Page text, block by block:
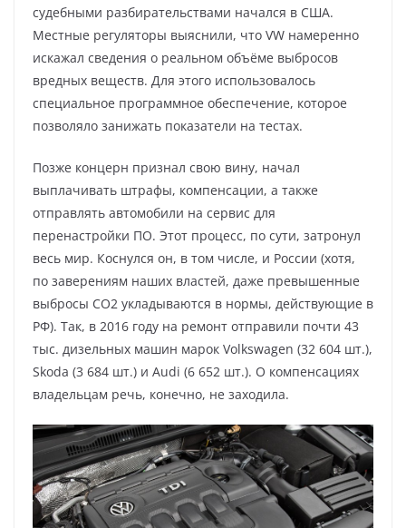
судебными разбирательствами начался в США.
Местные регуляторы выяснили, что VW намеренно
искажал сведения о реальном объёме выбросов
вредных веществ. Для этого использовалось
специальное программное обеспечение, которое
позволяло занижать показатели на тестах.
Позже концерн признал свою вину, начал
выплачивать штрафы, компенсации, а также
отправлять автомобили на сервис для
перенастройки ПО. Этот процесс, по сути, затронул
весь мир. Коснулся он, в том числе, и России (хотя,
по заверениям наших властей, даже превышенные
выбросы СО2 укладываются в нормы, действующие в
РФ). Так, в 2016 году на ремонт отправили почти 43
тыс. дизельных машин марок Volkswagen (32 604 шт.),
Skoda (3 684 шт.) и Audi (6 652 шт.). О компенсациях
владельцам речь, конечно, не заходила.